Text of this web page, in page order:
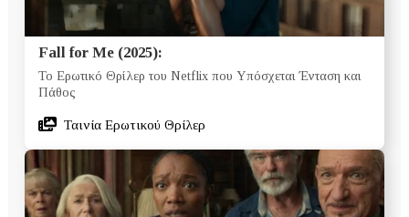
Fall for Me (2025):
Το Ερωτικό Θρίλερ του Netflix που Υπόσχεται Ένταση και
Πάθος
Ταινία Ερωτικού Θρίλερ